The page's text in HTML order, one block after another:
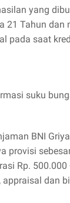
yang
21 Tahun dan
pada saat
suku
BNI
provisi
Rp.
appraisal dan